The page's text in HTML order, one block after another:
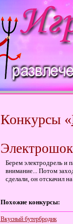
Конкурсы «
Электрошок
Берем электродрель и
внимание... Потом
сделали, он отскачил
Похожие конкурсы:
Вкусный бутербродик